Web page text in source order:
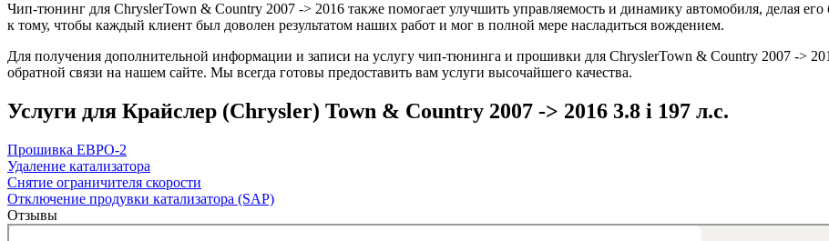
Чип-тюнинг для ChryslerTown & Country 2007 -> 2016 также помогает улучшить управляемость и динамику автомобиля, делая
к тому, чтобы каждый клиент был доволен результатом наших работ и мог в полной мере насладиться вождением.
Для получения дополнительной информации и записи на услугу чип-тюнинга и прошивки для ChryslerTown & Country 2007 ->
обратной связи на нашем сайте. Мы всегда готовы предоставить вам услуги высочайшего качества.
Услуги для Крайслер (Chrysler) Town & Country 2007 -> 2016 3.8 i 197 л.с.
Прошивка ЕВРО-2
Удаление катализатора
Снятие ограничителя скорости
Отключение продувки катализатора (SAP)
Отзывы